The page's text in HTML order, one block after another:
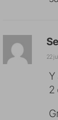
22
Y
2